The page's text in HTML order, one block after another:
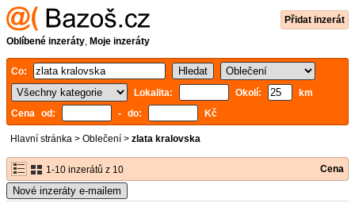
Přidat inzerát
Oblíbené inzeráty, Moje inzeráty
Co:
Lokalita:
Okolí:
km
Cena od:
- do: Kč
Hlavní stránka > Oblečení > zlata kralovska
1-10 inzerátů z 10 Cena
Nové inzeráty e-mailem